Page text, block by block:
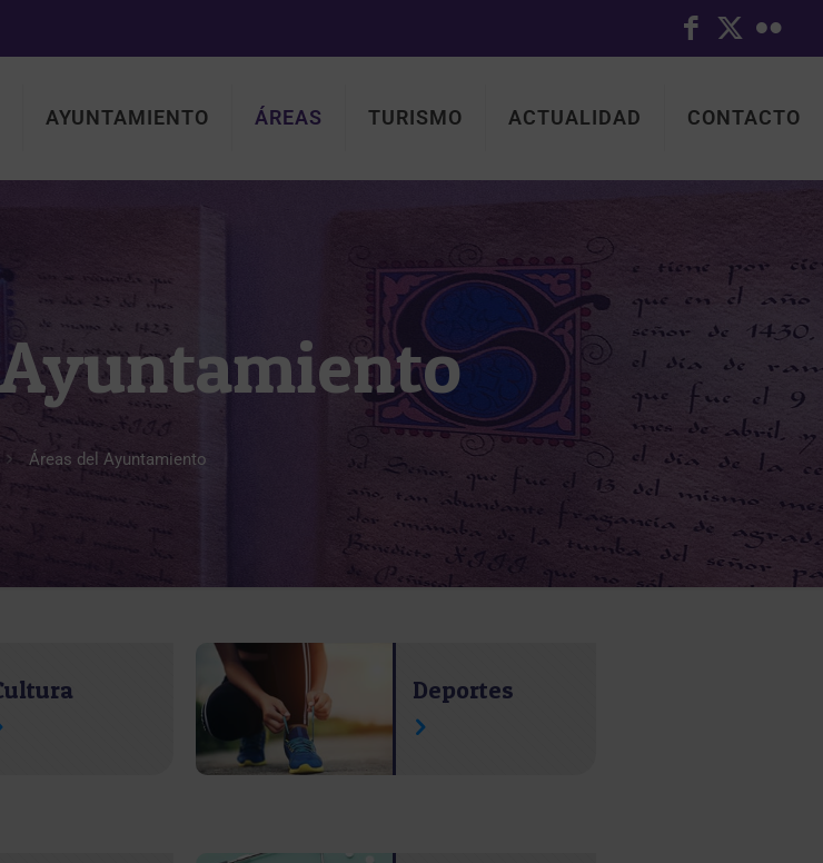
AYUNTAMIENTO ÁREAS TURISMO ACTUALIDAD CONTACTO
Áreas del Ayuntamiento
Deportes